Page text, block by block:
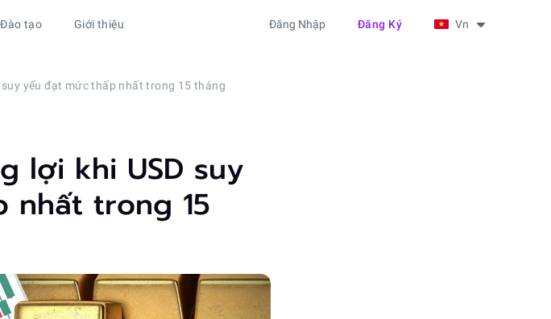
tạo Giới thiệu Đăng Nhập Đăng Ký Vn
yếu đạt mức thấp nhất trong 15 tháng
lợi khi USD suy
nhất trong 15